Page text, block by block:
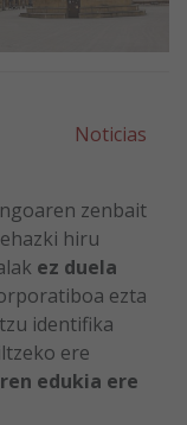
Noticias
zenbait
hiru
ez duela
ezta
identifika
ere
edukia ere